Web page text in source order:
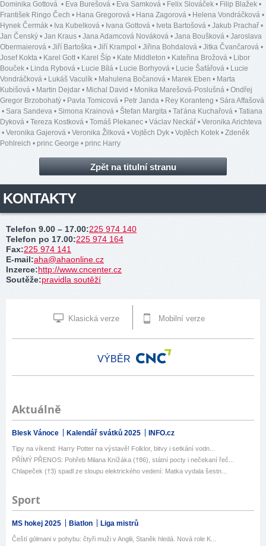
Dominika Gottová • Eva Burešová • Eva Samková • Felix Slováček • Filip Blažek •
František Ringo Čech • Hana Gregorová • Hana Zagorová • Helena Vondráčková •
Hynek Čermák • Iva Kubelková • Ivana Gottová • Iveta Bartošová • Jakub Prachař •
Jan Čenský • Jan Kraus • Jana Adamcová Nováková • Jana Boušková • Jaroslava
Obermaierová • Jiří Bartoška • Jiří Krampol • Jiřina Bohdalová • Jitka Čvančarová •
Josef Kokta • Karel Gott • Karel Šíp • Kate Middleton • Kateřina Brožová • Libor
Bouček • Linda Rybová • Lucie Bílá • Lucie Borhyová • Lucie Šafářová • Lucie
Vondráčková • Lukáš Vaculík • Mahulena Bočanová • Marek Eben • Marta
Kubišová • Martin Dejdar • Michal David • Monika Marešová-Poslušná • Ondřej
Gregor Brzobohatý • Pavla Tomicová • Petr Janda • Rey Koranteng • Sára Affašová
• Sara Sandeva • Simona Krainová • Štefan Margita • Taťána Kuchařová • Tatiana
Dyková • Tereza Kostková • Tomáš Plekanec • Václav Neckář • Veronika Arichteva
• Veronika Gajerová • Veronika Žilková • Vojtěch Dyk • Vojtěch Kotek • Zdeněk
Pohlreich • princ George • princ Harry
Zpět na titulní stranu
KONTAKTY
Telefon 9.00 – 17.00:225 974 140
Telefon po 17.00:225 974 164
Fax:225 974 141
E-mail:aha@ahaonline.cz
Inzerce:http://www.cncenter.cz
Soutěže:pravidla soutěží
Klasická verze Mobilní verze
VÝBĚR
Aktuálně
Blesk Vánoce Kalendář svátků 2025 INFO.cz
Tipy na víkend: Harry Potter na výstavě! Folklor, bitvy i setkání vodn...
PŘÍMÝ PŘENOS: Pohřeb Milana Knížáka (†86), státní pocty i nečekaní řeč...
Chlapeček (†3) spadl ze sloupu elektrického vedení: Matka vydala šestn...
Sport
MS hokej 2025 Biatlon Liga mistrů
Čeští gólmani v pohybu: čtyři muži v Anglii, Staněk hledá. Nová role K...